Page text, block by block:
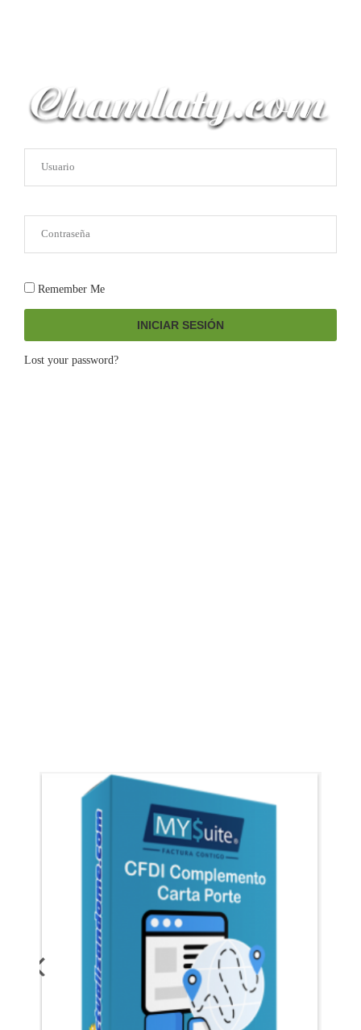
Remember Me
INICIAR SESIÓN
Lost your password?